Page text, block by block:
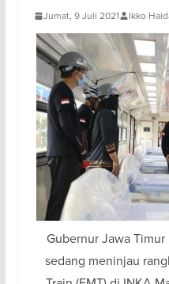
Jumat, 9 Juli 2021 Ikko
Gubernur Jawa
sedang meninjau